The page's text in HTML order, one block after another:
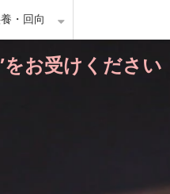
・回向
お受けください